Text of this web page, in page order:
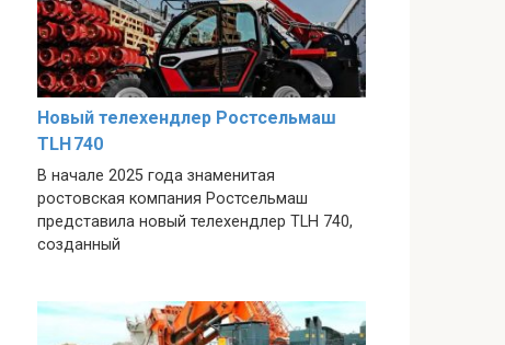
Новый телехендлер Ростсельмаш
TLH 740
В начале 2025 года знаменитая
ростовская компания Ростсельмаш
представила новый телехендлер TLH 740,
созданный